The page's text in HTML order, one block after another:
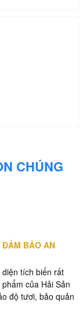
CHÚNG
ĐẢM BẢO AN
tích biển rất
của Hải Sản
độ tươi, bảo quản